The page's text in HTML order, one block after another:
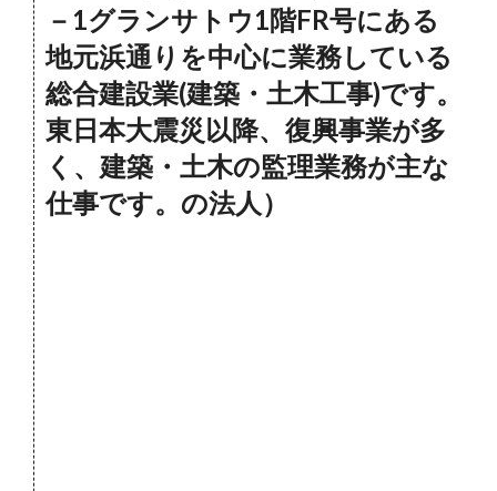
－1グランサトウ1階FR号にある
地元浜通りを中心に業務している
総合建設業(建築・土木工事)です。
東日本大震災以降、復興事業が多
く、建築・土木の監理業務が主な
仕事です。の法人）